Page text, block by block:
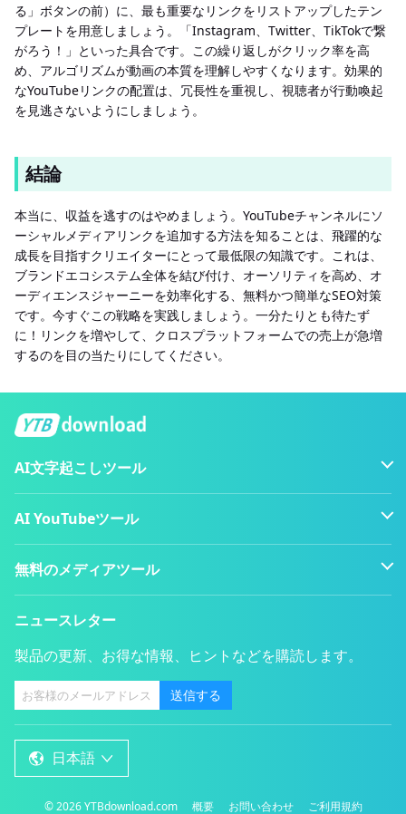
る」ボタンの前）に、最も重要なリンクをリストアップしたテン
プレートを用意しましょう。「Instagram、Twitter、TikTokで繋
がろう！」といった具合です。この繰り返しがクリック率を高
め、アルゴリズムが動画の本質を理解しやすくなります。効果的
なYouTubeリンクの配置は、冗長性を重視し、視聴者が行動喚起
を見逃さないようにしましょう。
結論
本当に、収益を逃すのはやめましょう。YouTubeチャンネルにソ
ーシャルメディアリンクを追加する方法を知ることは、飛躍的な
成長を目指すクリエイターにとって最低限の知識です。これは、
ブランドエコシステム全体を結び付け、オーソリティを高め、オ
ーディエンスジャーニーを効率化する、無料かつ簡単なSEO対策
です。今すぐこの戦略を実践しましょう。一分たりとも待たず
に！リンクを増やして、クロスプラットフォームでの売上が急増
するのを目の当たりにしてください。
AI文字起こしツール
AI YouTubeツール
無料のメディアツール
ニュースレター
製品の更新、お得な情報、ヒントなどを購読します。
送信する
日本語
©2026YTBdownload.com 概要 お問い合わせ ご利用規約